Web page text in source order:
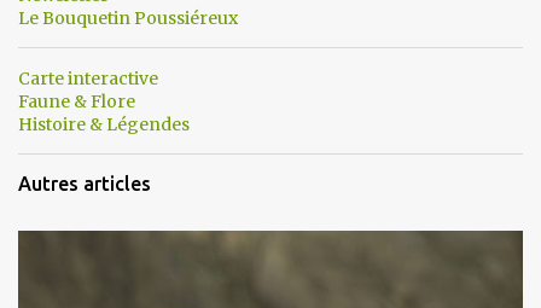
Le Bouquetin Poussiéreux
Carte interactive
Faune & Flore
Histoire & Légendes
Autres articles